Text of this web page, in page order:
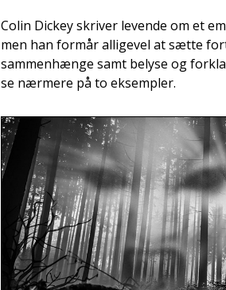
Colin Dick­ey skri­ver leven­de om et
men han for­mår alli­ge­vel at sæt­te
sam­men­hæn­ge samt bely­se og
se nær­me­re på to eksemp­ler.​